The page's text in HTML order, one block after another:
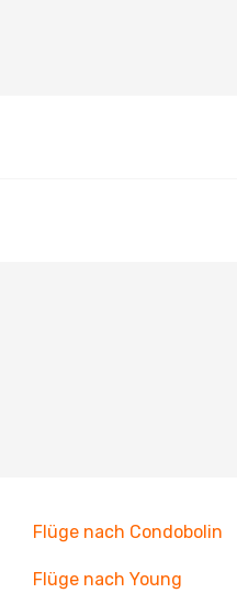
Flüge nach Condobolin
Flüge nach Young